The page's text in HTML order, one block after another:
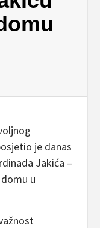
je danas
Jakića –
u